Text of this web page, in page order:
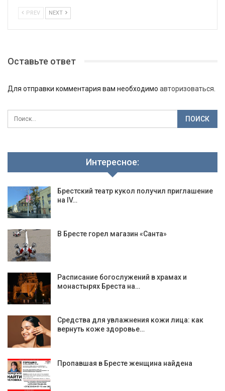
PREV NEXT
Оставьте ответ
Для отправки комментария вам необходимо авторизоваться
Интересное:
Брестский театр кукол получил приглашение
на IV…
В Бресте горел магазин «Санта»
Расписание богослужений в храмах и
монастырях Бреста на…
Средства для увлажнения кожи лица: как
вернуть коже здоровье…
Пропавшая в Бресте женщина найдена